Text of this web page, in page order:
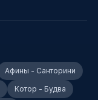
Афины - Санторини
Котор - Будва